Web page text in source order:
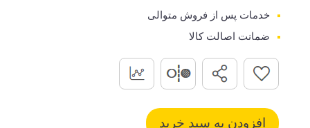
خدمات پس از فروش متوالی
ضمانت اصالت کالا